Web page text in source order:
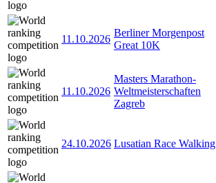
11.10.2026
Berliner Morgenpost
Great 10K
11.10.2026
Masters Marathon-
Weltmeisterschaften
Zagreb
24.10.2026 Lusatian Race Walking